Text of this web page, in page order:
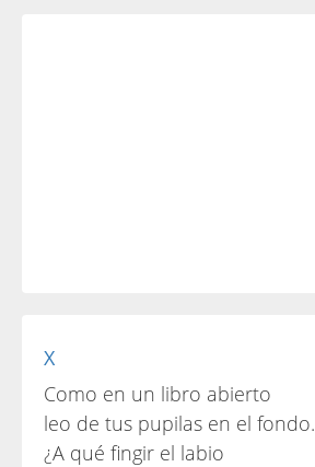
X
Como en un libro abierto
leo de tus pupilas en el fondo.
¿A qué fingir el labio